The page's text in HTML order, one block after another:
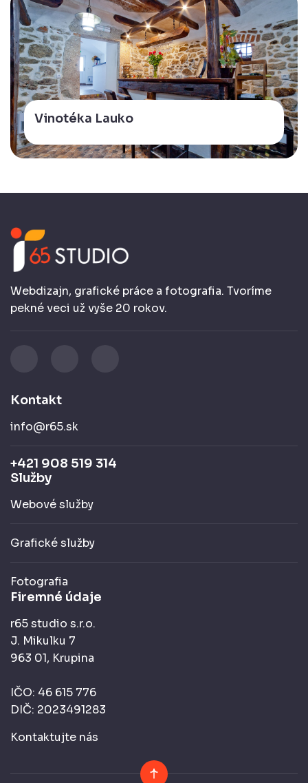
Vinotéka Lauko
Webdizajn, grafické práce a fotografia. Tvoríme
pekné veci už vyše 20 rokov.
Kontakt
info@r65.sk
+421 908 519 314
Služby
Webové služby
Grafické služby
Fotografia
Firemné údaje
r65 studio s.r.o.
J. Mikulku 7
963 01, Krupina
IČO: 46 615 776
DIČ: 2023491283
Kontaktujte nás